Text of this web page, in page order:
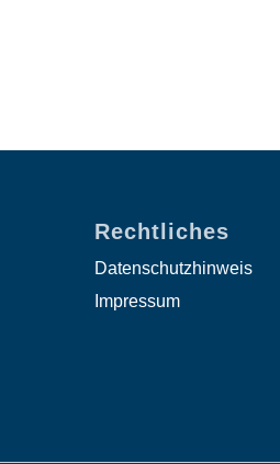
Rechtliches
Datenschutzhinweis
Impressum